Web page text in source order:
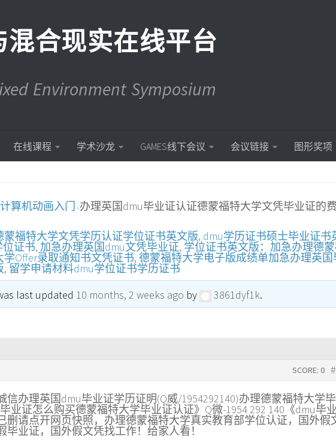
合现实在线平台
Environment Symposium
在线课程 学术沙龙 GAMES线下会议 会议链接 图形奖项
算机动画入门 › 办理英国dmu毕业证认证德蒙福特大学文凭毕业证的
蒙福特大学文凭学历认证学位证书英文版, dmu学历证书硕士毕业证书
证书, 加急办理英国dmu文凭毕业证, 学位证书英文版：加急办理德
学Offer录取通知书文凭证书, 德蒙福特大学电子版成绩单加急办理英国
, 留学申请材料dmu学位证书学历证书
last updated 10 months, 2 weeks ago by 3861dyf1k.
SCORE: 0
信办理英国dmu毕业证学历证明(Q威/1954292140)办理德蒙福特大学
业证怎么购买德蒙福特大学毕业证认证》Q微-1954 292 140《dmu毕
删请点开网页快照，办理德蒙福特大学真实教育部学位认证，国外假
毕业证，国外假文凭找工作！给家人看！